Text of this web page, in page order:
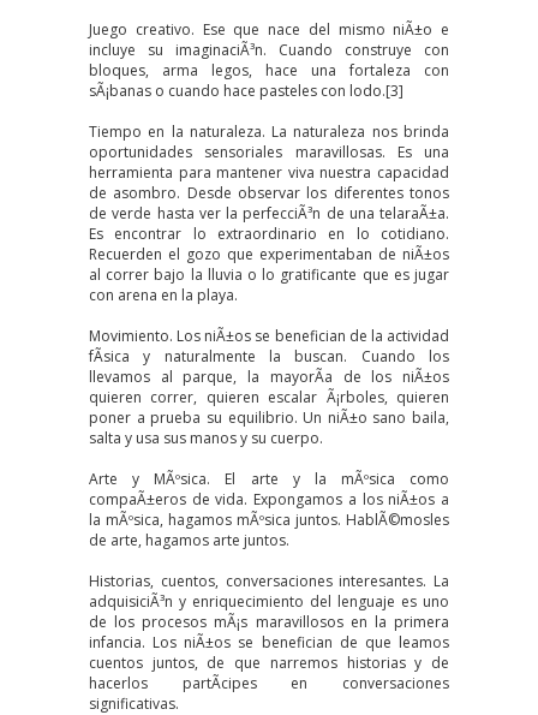
Juego creativo. Ese que nace del mismo niÃ±o e
incluye su imaginaciÃ³n. Cuando construye con
bloques, arma legos, hace una fortaleza con
sÃ¡banas o cuando hace pasteles con lodo.[3]
Tiempo en la naturaleza. La naturaleza nos brinda
oportunidades sensoriales maravillosas. Es una
herramienta para mantener viva nuestra capacidad
de asombro. Desde observar los diferentes tonos
de verde hasta ver la perfecciÃ³n de una telaraÃ±a.
Es encontrar lo extraordinario en lo cotidiano.
Recuerden el gozo que experimentaban de niÃ±os
al correr bajo la lluvia o lo gratificante que es jugar
con arena en la playa.
Movimiento. Los niÃ±os se benefician de la actividad
fÃ­sica y naturalmente la buscan. Cuando los
llevamos al parque, la mayorÃ­a de los niÃ±os
quieren correr, quieren escalar Ã¡rboles, quieren
poner a prueba su equilibrio. Un niÃ±o sano baila,
salta y usa sus manos y su cuerpo.
Arte y MÃºsica. El arte y la mÃºsica como
compaÃ±eros de vida. Expongamos a los niÃ±os a
la mÃºsica, hagamos mÃºsica juntos. HablÃ©mosles
de arte, hagamos arte juntos.
Historias, cuentos, conversaciones interesantes. La
adquisiciÃ³n y enriquecimiento del lenguaje es uno
de los procesos mÃ¡s maravillosos en la primera
infancia. Los niÃ±os se benefician de que leamos
cuentos juntos, de que narremos historias y de
hacerlos partÃ­cipes en conversaciones
significativas.